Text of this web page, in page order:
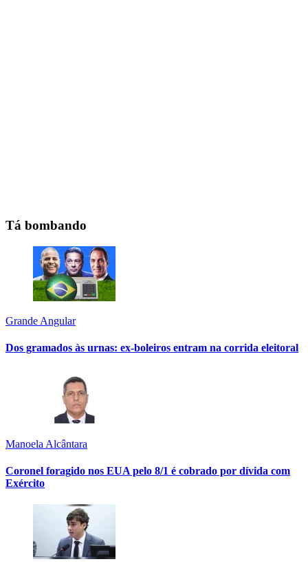
Tá bombando
Grande Angular
Dos gramados às urnas: ex-boleiros entram na corrida eleitoral
Manoela Alcântara
Coronel foragido nos EUA pelo 8/1 é cobrado por dívida com
Exército